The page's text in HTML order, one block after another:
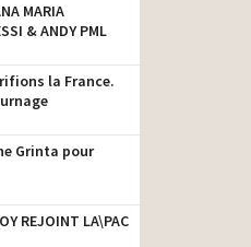
MARIA
& ANDY PML
la France.
Grinta pour
REJOINT LA\PAC